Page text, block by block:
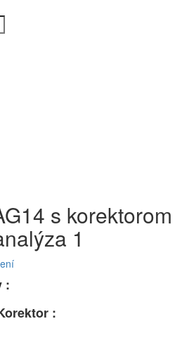
s korektorom
1
:
: